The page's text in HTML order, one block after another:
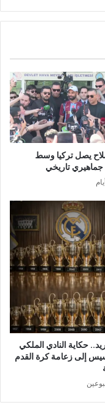
يصل تركيا وسط
جماهيري تاريخي
حكاية النادي الملكي
إلى زعامة كرة القدم